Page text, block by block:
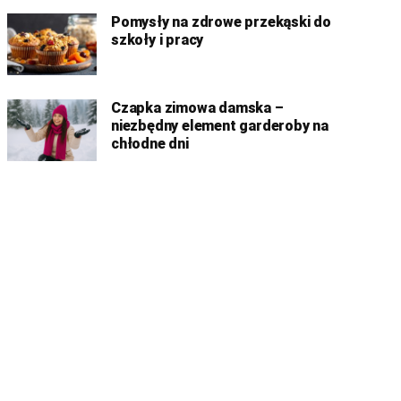
Pomysły na zdrowe przekąski do
szkoły i pracy
Czapka zimowa damska –
niezbędny element garderoby na
chłodne dni